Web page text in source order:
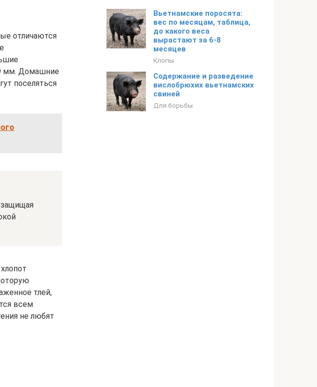
отличаются
мм. Домашние
поселяться
защищая
тлей,
всем
не любят
Вьетнамские поросята:
вес по месяцам, таблица,
до какого веса
вырастают за 6-8
месяцев
Клопы
Содержание и разведение
вислобрюхих вьетнамских
свиней
Для борьбы